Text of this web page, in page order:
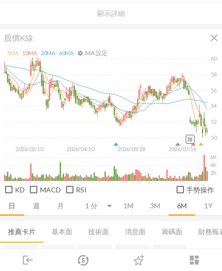
login dashboard
市場 登入
顯示詳細
股價K線 close
日 週 月 1M 3M 6M 1Y
2026/02/10 2026/04/10 2026/05/28 2026/07/16
50
52
54
56
58
60
2K
4K
6K
5MA: 10MA: 20MA: 60MA: settings MA 設定
除
KD MACD RSI 手勢操作
推薦卡片 基本面 技術面 消息面 籌碼面 財務報